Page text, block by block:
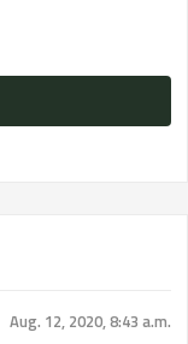
Aug. 12, 2020, 8:43 a.m.